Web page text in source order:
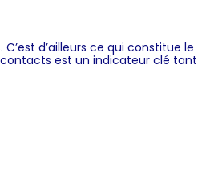
d’ailleurs ce qui constitue
est un indicateur clé tant